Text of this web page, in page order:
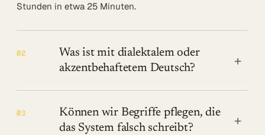
Stunden in etwa 25 Minuten.
02
Was ist mit dialektalem oder
akzentbehaftetem Deutsch?
+
03
Können wir Begriffe pflegen, die
das System falsch schreibt?
+